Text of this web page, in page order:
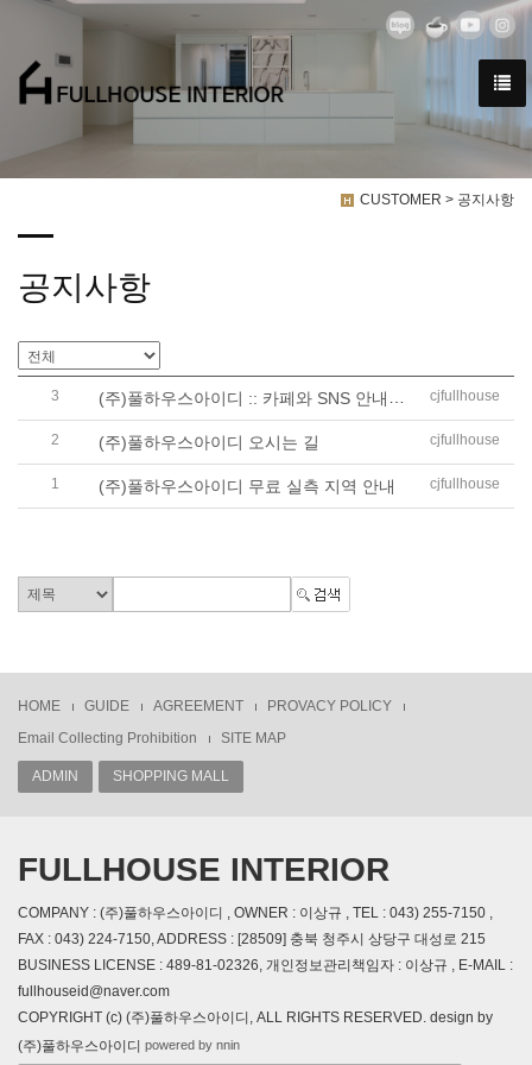
CUSTOMER > 공지사항
공지사항
3 (주)풀하우스아이디 :: 카페와 SNS 안내입니다 :: cjfullhouse
2 (주)풀하우스아이디 오시는 길 cjfullhouse
1 (주)풀하우스아이디 무료 실측 지역 안내 cjfullhouse
HOME GUIDE AGREEMENT
PROVACY POLICY
Email Collecting Prohibition
SITE MAP
ADMIN SHOPPING MALL
FULLHOUSE INTERIOR
COMPANY : (주)풀하우스아이디 , OWNER : 이상규 , TEL : 043) 255-7150 ,
FAX : 043) 224-7150, ADDRESS : [28509] 충북 청주시 상당구 대성로 215
BUSINESS LICENSE : 489-81-02326, 개인정보관리책임자 : 이상규 , E-MAIL :
fullhouseid@naver.com
COPYRIGHT (c) (주)풀하우스아이디, ALL RIGHTS RESERVED. design by
(주)풀하우스아이디 powered by nnin